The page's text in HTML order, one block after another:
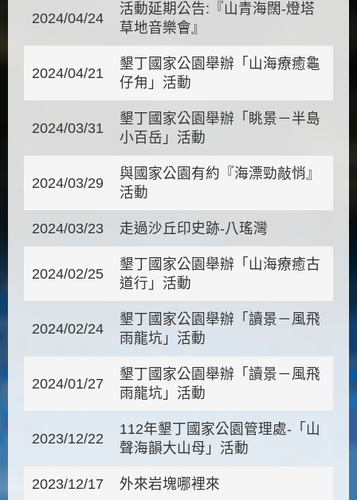
2024/04/24
活動延期公告:『山青海闊-燈塔
草地音樂會』
2024/04/21
墾丁國家公園舉辦「山海療癒龜
仔甪」活動
2024/03/31
墾丁國家公園舉辦「眺景－半島
小百岳」活動
2024/03/29
與國家公園有約『海漂勁敲悄』
活動
2024/03/23 走過沙丘印史跡-八瑤灣
2024/02/25
墾丁國家公園舉辦「山海療癒古
道行」活動
2024/02/24
墾丁國家公園舉辦「讀景－風飛
雨龍坑」活動
2024/01/27
墾丁國家公園舉辦「讀景－風飛
雨龍坑」活動
2023/12/22
112年墾丁國家公園管理處-「山
聲海韻大山母」活動
2023/12/17 外來岩塊哪裡來